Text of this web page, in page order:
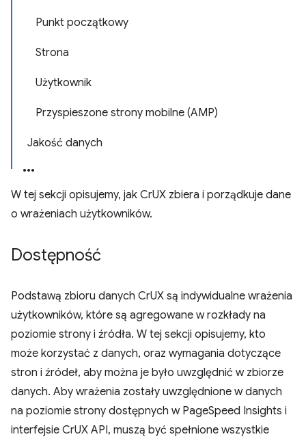
Punkt początkowy
Strona
Użytkownik
Przyspieszone strony mobilne (AMP)
Jakość danych
W tej sekcji opisujemy, jak CrUX zbiera i porządkuje dane
o wrażeniach użytkowników.
Dostępność
Podstawą zbioru danych CrUX są indywidualne wrażenia
użytkowników, które są agregowane w rozkłady na
poziomie strony i źródła. W tej sekcji opisujemy, kto
może korzystać z danych, oraz wymagania dotyczące
stron i źródeł, aby można je było uwzględnić w zbiorze
danych. Aby wrażenia zostały uwzględnione w danych
na poziomie strony dostępnych w PageSpeed Insights i
interfejsie CrUX API, muszą być spełnione wszystkie